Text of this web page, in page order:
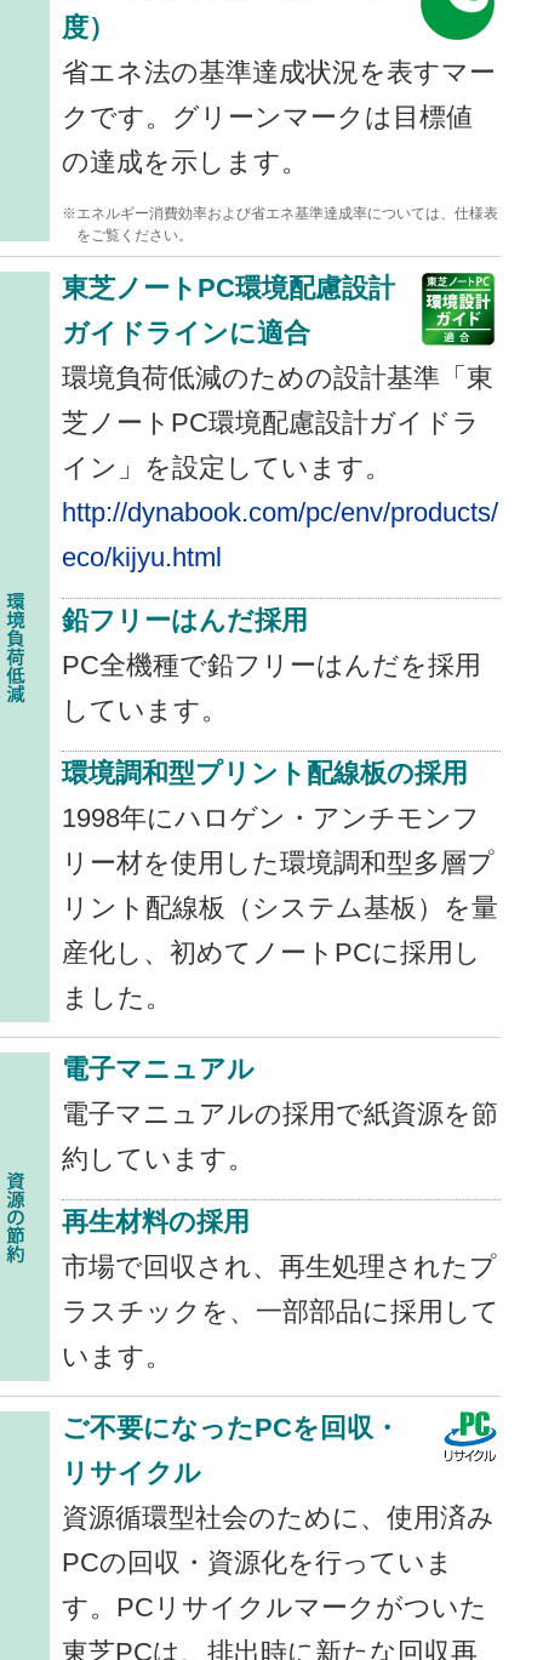
度）
省エネ法の基準達成状況を表すマー
クです。グリーンマークは目標値
の達成を示します。
※エネルギー消費効率および省エネ基準達成率については、仕様表
をご覧ください。
東芝ノートPC環境配慮設計
ガイドラインに適合
環境負荷低減のための設計基準「東
芝ノートPC環境配慮設計ガイドラ
イン」を設定しています。
http://dynabook.com/pc/env/products/
eco/kijyu.html
鉛フリーはんだ採用
PC全機種で鉛フリーはんだを採用
しています。
環境調和型プリント配線板の採用
1998年にハロゲン・アンチモンフ
リー材を使用した環境調和型多層プ
リント配線板（システム基板）を量
産化し、初めてノートPCに採用し
ました。
電子マニュアル
電子マニュアルの採用で紙資源を節
約しています。
再生材料の採用
市場で回収され、再生処理されたプ
ラスチックを、一部部品に採用して
います。
ご不要になったPCを回収・
リサイクル
資源循環型社会のために、使用済み
PCの回収・資源化を行っていま
す。PCリサイクルマークがついた
東芝PCは、排出時に新たな回収再